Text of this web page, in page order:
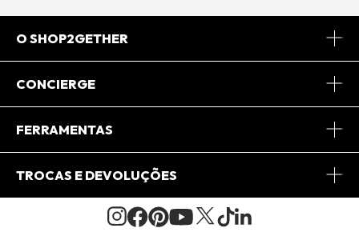
O SHOP2GETHER
Sobre Nós
Journal
CONCIERGE
Central de Relacionamento
FERRAMENTAS
Minha Conta
Pedido de Presente
TROCAS E DEVOLUÇÕES
Condições Gerais